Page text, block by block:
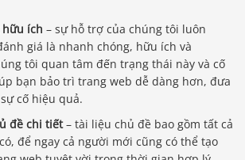
hữu ích – sự hỗ trợ của chúng tôi luôn
giá là nhanh chóng, hữu ích và
tôi quan tâm đến trạng thái này và cố
bạn bảo trì trang web dễ dàng hơn, đưa
cố hiệu quả.
đề chi tiết– tài liệu chủ đề bao gồm tất cả
để ngay cả người mới cũng có thể tạo